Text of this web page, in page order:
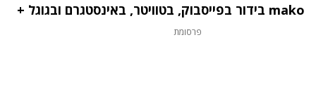
mako בידור בפייסבוק, בטוויטר, באינסטגרם ובגוגל +
פרסומת